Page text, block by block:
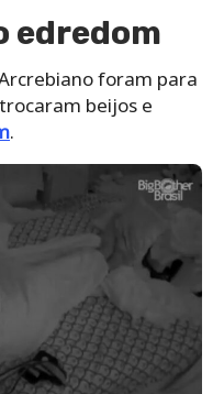
edredom
foram para
beijos e
.